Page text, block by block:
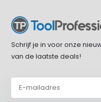
Schrijf je in voor onze
van de laatste deals!